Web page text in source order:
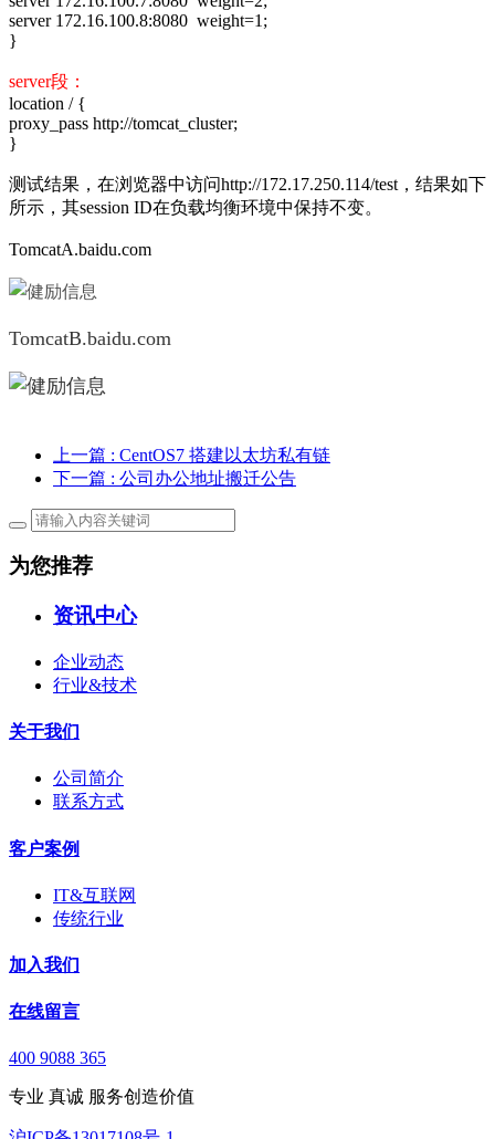
server 172.16.100.8:8080 weight=1;
}
server段：
location / {
proxy_pass http://tomcat_cluster;
}
测试结果，在浏览器中访问http://172.17.250.114/test，结果如下
所示，其session ID在负载均衡环境中保持不变。
TomcatA.baidu.com
TomcatB.baidu.com
上一篇 : CentOS7 搭建以太坊私有链
下一篇 : 公司办公地址搬迁公告
为您推荐
资讯中心
企业动态
行业&技术
关于我们
公司简介
联系方式
客户案例
IT&互联网
传统行业
加入我们
在线留言
400 9088 365
专业 真诚 服务创造价值